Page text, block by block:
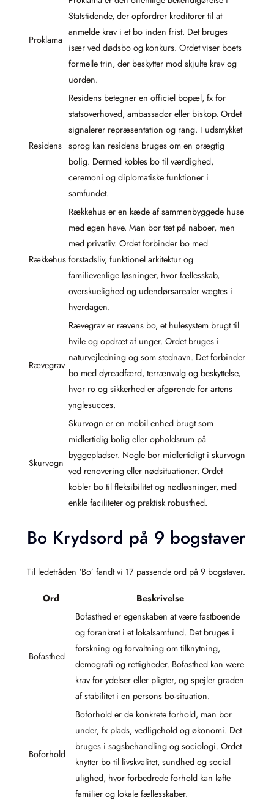
Proklama
Statstidende, der opfordrer kreditorer til at
anmelde krav i et bo inden frist. Det bruges
især ved dødsbo og konkurs. Ordet viser boets
formelle trin, der beskytter mod skjulte krav og
uorden.
Residens
Residens betegner en officiel bopæl, fx for
statsoverhoved, ambassadør eller biskop. Ordet
signalerer repræsentation og rang. I udsmykket
sprog kan residens bruges om en prægtig
bolig. Dermed kobles bo til værdighed,
ceremoni og diplomatiske funktioner i
samfundet.
Rækkehus
Rækkehus er en kæde af sammenbyggede huse
med egen have. Man bor tæt på naboer, men
med privatliv. Ordet forbinder bo med
forstadsliv, funktionel arkitektur og
familievenlige løsninger, hvor fællesskab,
overskuelighed og udendørsarealer vægtes i
hverdagen.
Rævegrav
Rævegrav er rævens bo, et hulesystem brugt til
hvile og opdræt af unger. Ordet bruges i
naturvejledning og som stednavn. Det forbinder
bo med dyreadfærd, terrænvalg og beskyttelse,
hvor ro og sikkerhed er afgørende for artens
ynglesucces.
Skurvogn
Skurvogn er en mobil enhed brugt som
midlertidig bolig eller opholdsrum på
byggepladser. Nogle bor midlertidigt i skurvogn
ved renovering eller nødsituationer. Ordet
kobler bo til fleksibilitet og nødløsninger, med
enkle faciliteter og praktisk robusthed.
Bo Krydsord på 9 bogstaver
Til ledetråden ‘Bo’ fandt vi 17 passende ord på 9 bogstaver.
Ord Beskrivelse
Bofasthed
Bofasthed er egenskaben at være fastboende
og forankret i et lokalsamfund. Det bruges i
forskning og forvaltning om tilknytning,
demografi og rettigheder. Bofasthed kan være
krav for ydelser eller pligter, og spejler graden
af stabilitet i en persons bo-situation.
Boforhold
Boforhold er de konkrete forhold, man bor
under, fx plads, vedligehold og økonomi. Det
bruges i sagsbehandling og sociologi. Ordet
knytter bo til livskvalitet, sundhed og social
ulighed, hvor forbedrede forhold kan løfte
familier og lokale fællesskaber.